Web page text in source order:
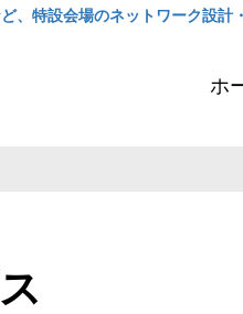
、特設会場のネットワーク設計
ホ